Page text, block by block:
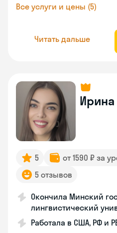
Все услуги и цены (5)
Читать дальше
Ирина
5 от 1590 ₽ за
5 отзывов
Окончила Минский
лингвистический
Работала в США, РФ и